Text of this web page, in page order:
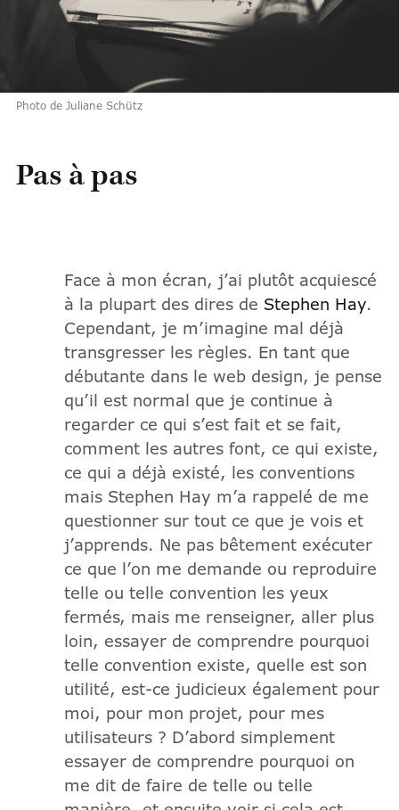
Photo de Juliane Schütz
Pas à pas
Face à mon écran, j’ai plutôt acquiescé
à la plupart des dires de Stephen Hay.
Cependant, je m’imagine mal déjà
transgresser les règles. En tant que
débutante dans le web design, je pense
qu’il est normal que je continue à
regarder ce qui s’est fait et se fait,
comment les autres font, ce qui existe,
ce qui a déjà existé, les conventions
mais Stephen Hay m’a rappelé de me
questionner sur tout ce que je vois et
j’apprends. Ne pas bêtement exécuter
ce que l’on me demande ou reproduire
telle ou telle convention les yeux
fermés, mais me renseigner, aller plus
loin, essayer de comprendre pourquoi
telle convention existe, quelle est son
utilité, est-ce judicieux également pour
moi, pour mon projet, pour mes
utilisateurs ? D’abord simplement
essayer de comprendre pourquoi on
me dit de faire de telle ou telle